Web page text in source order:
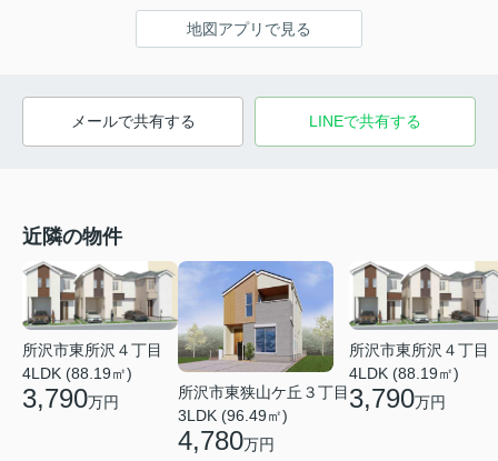
地図アプリで見る
メールで共有する LINEで共有する
近隣の物件
所沢市東所沢４丁目
4LDK (88.19㎡)
3,790万円
所沢市東狭山ケ丘３丁目
3LDK (96.49㎡)
4,780万円
所沢市東所沢４丁目
4LDK (88.19㎡)
3,790万円